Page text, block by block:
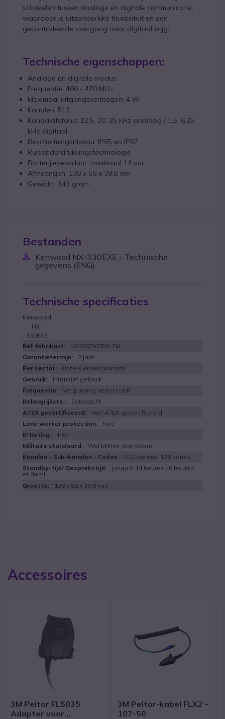
schakelen tussen analoge en digitale communicatie,
waardoor je uitzonderlijke flexibiliteit en een
gecontroleerde overgang naar digitaal krijgt.
Technische eigenschappen:
Analoge en digitale modus
Frequentie: 400 - 470 MHz
Maximaal uitgangsvermogen: 4 W
Kanalen: 512
Kanaalafstand: 12,5, 20, 25 kHz analoog / 1,5, 6,25
kHz digitaal
Beschermingsniveau: IP65 en IP67
Ruisonderdrukkingstechnologie
Batterijlevensduur: maximaal 14 uur
Afmetingen: 138 x 58 x 39,8 mm
Gewicht: 343 gram
Bestanden
Kenwood NX-330EXE - Technische
gegevens (ENG)
Technische specificaties
Kenwood
NX-
330EXE
NX330EXCP0L7M
2 jaar
Hotels en restaurants
Intensief gebruik
Vergunning vereist UHF
Eaterdicht
Wel ATEX gecertificeerd
Nee
IP67
Wel Militair standaard
512 canaux, 128 zones
Jusqu'à 14 heures / 8 heures
et demi
138 x 58 x 39.8 mm
Accessoires
3M Peltor FL5035
Adapter voor
3M Peltor-kabel FLX2 -
107-50